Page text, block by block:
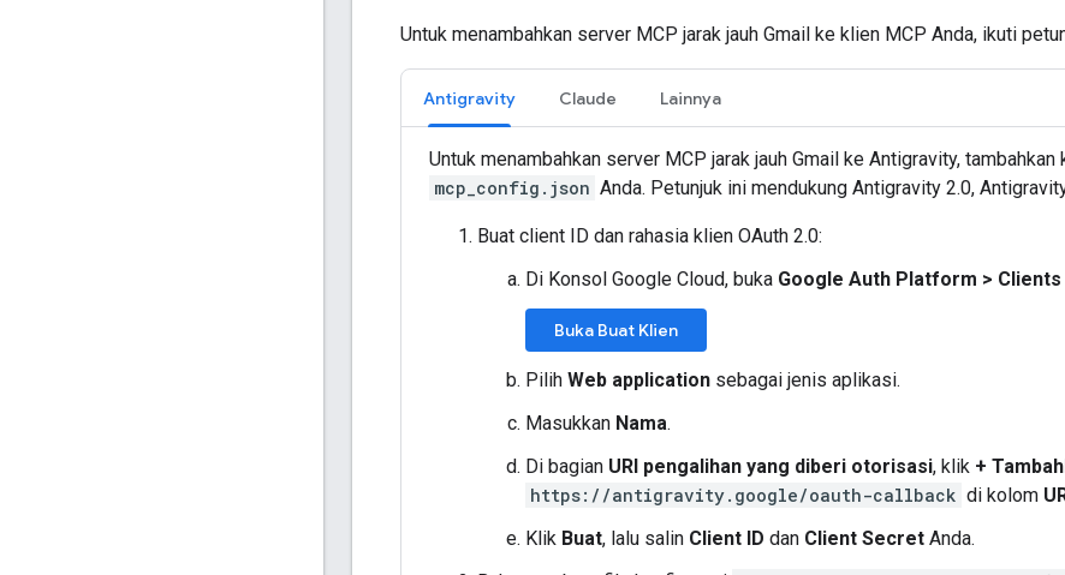
Untuk menambahkan server MCP jarak jauh Gmail ke klien MCP Anda, ikuti
Antigravity Claude Lainnya
Untuk menambahkan server MCP jarak jauh Gmail ke Antigravity,
mcp_config.json Anda. Petunjuk ini mendukung Antigravity 2.0,
Buat client ID dan rahasia klien OAuth 2.0:
Di Konsol Google Cloud, buka Google Auth Platform > Clients
Buka Buat Klien
Pilih Web application sebagai jenis aplikasi.
Masukkan Nama.
Di bagian URI pengalihan yang diberi otorisasi, klik +
https://antigravity.google/oauth-callback di kolom
Klik Buat, lalu salin Client ID dan Client Secret Anda.